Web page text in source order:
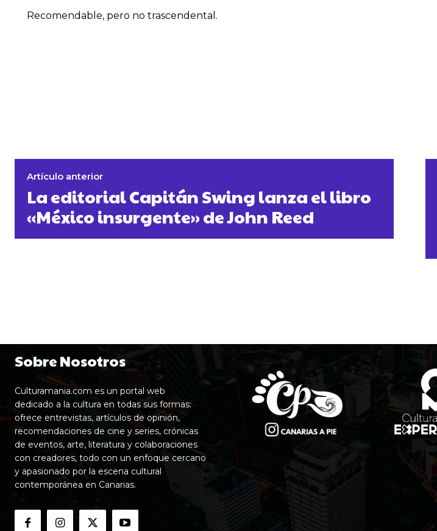
Recomendable, pero no trascendental.
Artículo anterior
La editorial Capitán Swing lanza el libro
«México insurgente» de John Reed
Sobre Nosotros
Culturamania.com es un portal web
dedicado a la cultura en todas sus formas:
ofrece entrevistas, artículos de opinión,
recomendaciones de cine y series, crónicas
de eventos, arte, literatura y colaboraciones
con creadores, todo con un enfoque cercano
y apasionado por la escena cultural
contemporánea en Canarias.